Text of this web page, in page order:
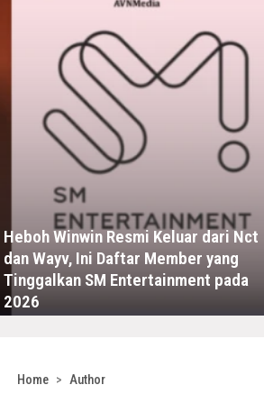
Heboh Winwin Resmi Keluar dari Nct
dan Wayv, Ini Daftar Member yang
Tinggalkan SM Entertainment pada
2026
Home > Author